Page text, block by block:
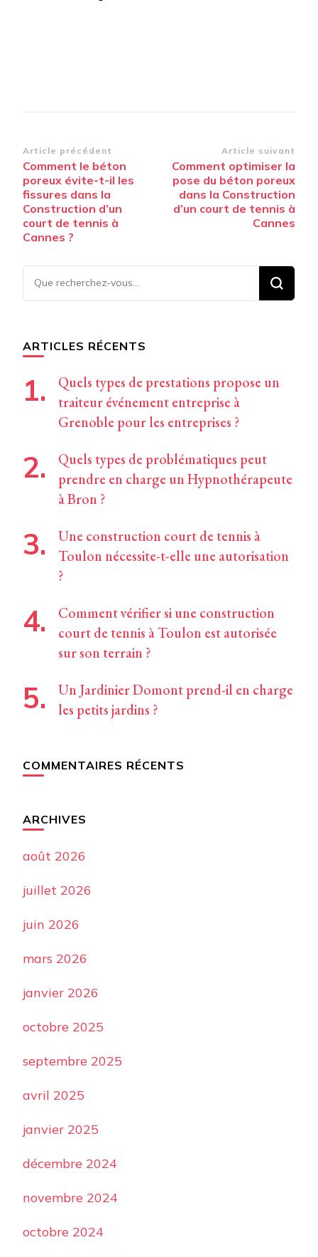
Navigation
d’article
Article précédent
Comment le béton
poreux évite-t-il les
fissures dans la
Construction d’un
court de tennis à
Cannes ?
Article suivant
Comment optimiser la
pose du béton poreux
dans la Construction
d’un court de tennis à
Cannes
Vous
recherchiez
ARTICLES RÉCENTS
Quels types de prestations propose un
traiteur événement entreprise à
Grenoble pour les entreprises ?
Quels types de problématiques peut
prendre en charge un Hypnothérapeute
à Bron ?
Une construction court de tennis à
Toulon nécessite-t-elle une autorisation
?
Comment vérifier si une construction
court de tennis à Toulon est autorisée
sur son terrain ?
Un Jardinier Domont prend-il en charge
les petits jardins ?
COMMENTAIRES RÉCENTS
ARCHIVES
août 2026
juillet 2026
juin 2026
mars 2026
janvier 2026
octobre 2025
septembre 2025
avril 2025
janvier 2025
décembre 2024
novembre 2024
octobre 2024